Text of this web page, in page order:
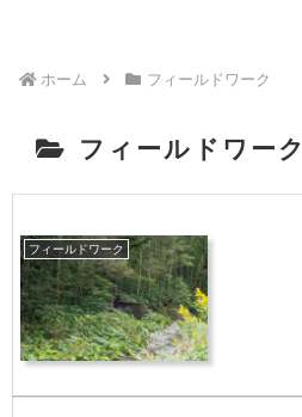
ホーム フィールドワーク
フィールドワーク
フィールドワーク